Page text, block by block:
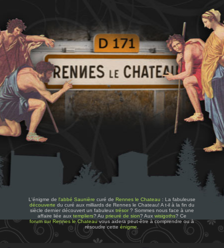
L'énigme de l'abbé Saunière curé de Rennes le Chateau : La fabuleuse
découverte du curé aux milliards de Rennes le Chateau! A t-il à la fin du
siècle dernier découvert un fabuleux trésor? Sommes nous face à une
affaire liée aux templiers? Au prieuré de sion? Aux wisigoths? Ce
forum sur Rennes le Chateauvous aidera peut-être à comprendre ou à
résoudre cetteénigme